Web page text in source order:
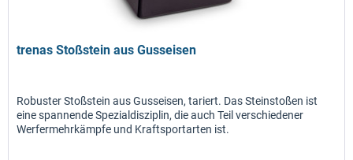
trenas Stoßstein aus Gusseisen
Robuster Stoßstein aus Gusseisen, tariert. Das Steinstoßen ist
eine spannende Spezialdisziplin, die auch Teil verschiedener
Werfermehrkämpfe und Kraftsportarten ist.